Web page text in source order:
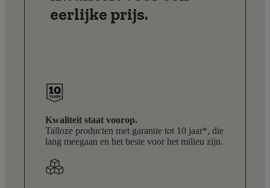
eerlijke prijs.
Kwaliteit staat voorop.
Talloze producten met garantie tot 10 jaar*, die
lang meegaan en het beste voor het milieu zijn.